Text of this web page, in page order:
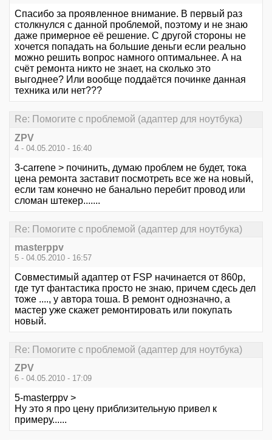
Спасибо за проявленное внимание. В первый раз
столкнулся с данной проблемой, поэтому и не знаю
даже примерное её решение. С другой стороны не
хочется попадать на большие деньги если реально
можно решить вопрос намного оптимальнее. А на
счёт ремонта никто не знает, на сколько это
выгоднее? Или вообще поддаётся починке данная
техника или нет???
Re: Помогите с проблемой (адаптер для ноутбука)
ZPV
4 - 04.05.2010 - 16:40
3-carrene > починить, думаю проблем не будет, тока
цена ремонта заставит посмотреть все же на новый,
если там конечно не банально перебит провод или
сломан штекер.......
Re: Помогите с проблемой (адаптер для ноутбука)
masterppv
5 - 04.05.2010 - 16:57
Совместимый адаптер от FSP начинается от 860р,
где тут фантастика просто не знаю, причем сдесь дел
тоже ...., у автора тоша. В ремонт однозначно, а
мастер уже скажет ремонтировать или покупать
новый.
Re: Помогите с проблемой (адаптер для ноутбука)
ZPV
6 - 04.05.2010 - 17:09
5-masterppv >
Ну это я про цену приблизительную привел к
примеру......